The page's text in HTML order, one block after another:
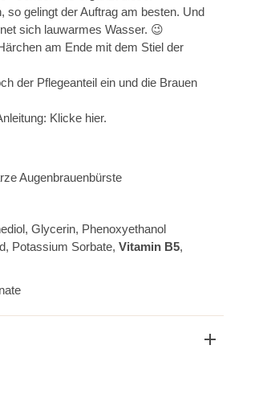
so gelingt der Auftrag am besten. Und
sich lauwarmes Wasser. 😉
am Ende mit dem Stiel der
der Pflegeanteil ein und die Brauen
Klicke hier.
Augenbrauenbürste
Glycerin, Phenoxyethanol
Potassium Sorbate, Vitamin B5,